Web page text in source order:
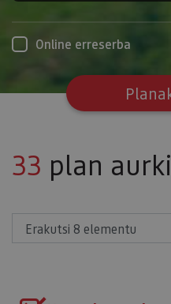
Online erreserba
33 plan